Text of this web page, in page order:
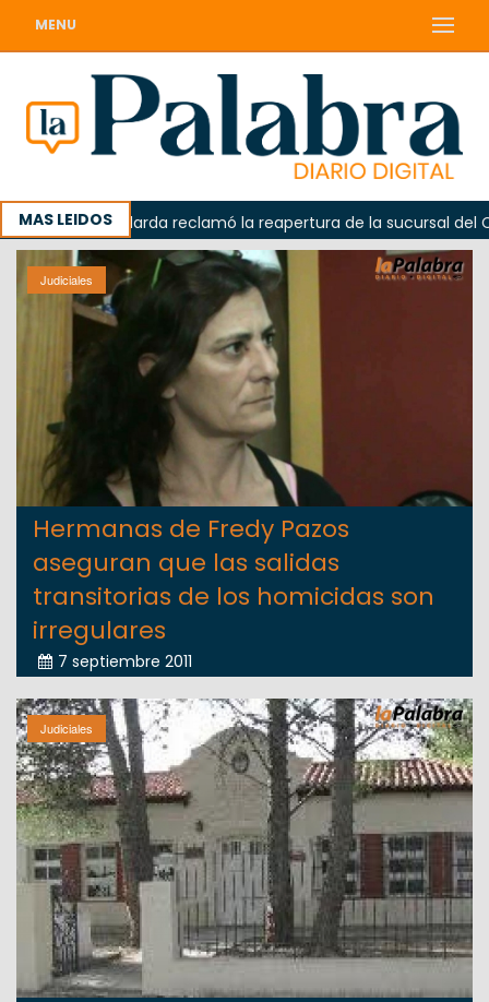
MENU
MAS LEIDOSOdarda reclamó la reapertura de la sucursal del
Judiciales
Hermanas de Fredy Pazos
aseguran que las salidas
transitorias de los homicidas son
irregulares
7 septiembre 2011
Judiciales